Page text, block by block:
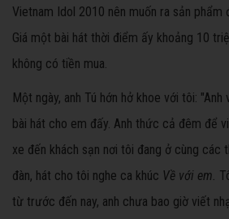
Vietnam Idol 2010 nên muốn ra sản phẩm
Giá một bài hát thời điểm ấy khoảng 10
không có tiền mua.
Một ngày, anh Tú hớn hở khoe với tôi:
bài hát cho em đấy. Anh thức cả đêm để
xe đến khách sạn nơi tôi đang ở cùng các
đàn, hát cho tôi nghe ca khúc Về với em.
từ trước đến nay, anh chưa bao giờ viết